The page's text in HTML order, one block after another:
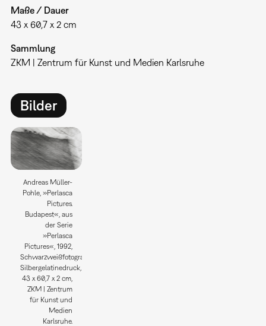
Maße / Dauer
43 x 60,7 x 2 cm
Sammlung
ZKM | Zentrum für Kunst und Medien Karlsruhe
Bilder
Andreas Müller-
Pohle, »Perlasca
Pictures.
Budapest«, aus
der Serie
»Perlasca
Pictures«, 1992,
Schwarzweißfotografie;
Silbergelatinedruck,
43 x 60,7 x 2 cm,
ZKM | Zentrum
für Kunst und
Medien
Karlsruhe.